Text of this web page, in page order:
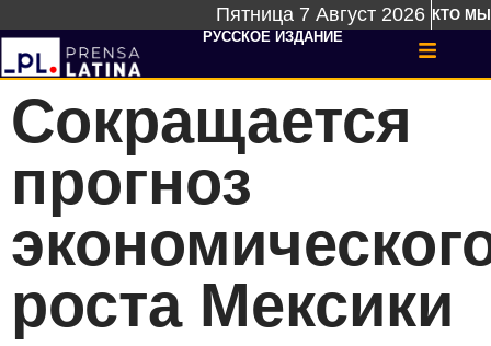
Пятница 7 Август 2026 КТО МЫ
РУССКОЕ ИЗДАНИЕ
Сокращается
прогноз
роста Мексики